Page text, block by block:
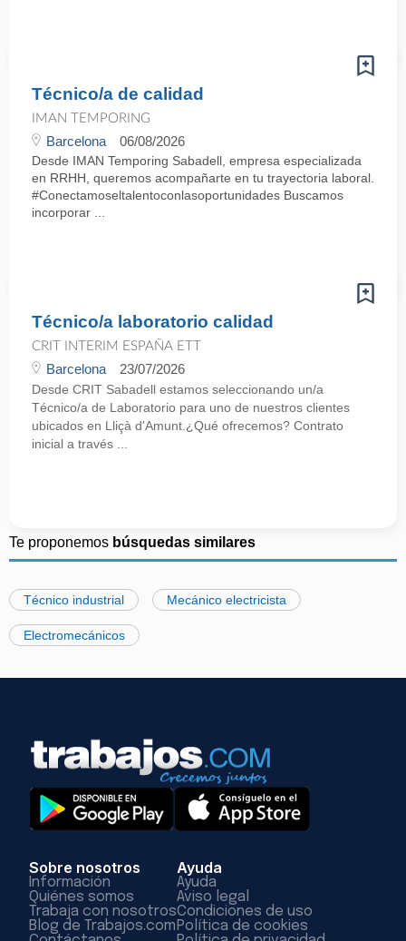
Técnico/a de calidad
IMAN TEMPORING
Barcelona 06/08/2026
Desde IMAN Temporing Sabadell, empresa especializada
en RRHH, queremos acompañarte en tu trayectoria laboral.
#Conectamoseltalentoconlasoportunidades Buscamos
incorporar ...
Técnico/a laboratorio calidad
CRIT INTERIM ESPAÑA ETT
Barcelona 23/07/2026
Desde CRIT Sabadell estamos seleccionando un/a
Técnico/a de Laboratorio para uno de nuestros clientes
ubicados en Lliçà d'Amunt.¿Qué ofrecemos? Contrato
inicial a través ...
Te proponemos búsquedas similares
Técnico industrial Mecánico electricista
Electromecánicos
Sobre nosotros
Información
Quiénes somos
Trabaja con nosotros
Blog de Trabajos.com
Ayuda
Ayuda
Aviso legal
Condiciones de uso
Política de cookies